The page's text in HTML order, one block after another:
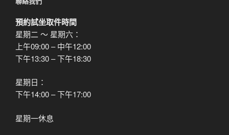
預約試坐取件時間
星期二 ～ 星期六：
上午09:00 – 中午12:00
下午13:30 – 下午18:30
星期日：
下午14:00 – 下午17:00
星期一休息